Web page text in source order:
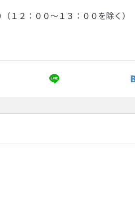
１２：００〜１３：００を除く）